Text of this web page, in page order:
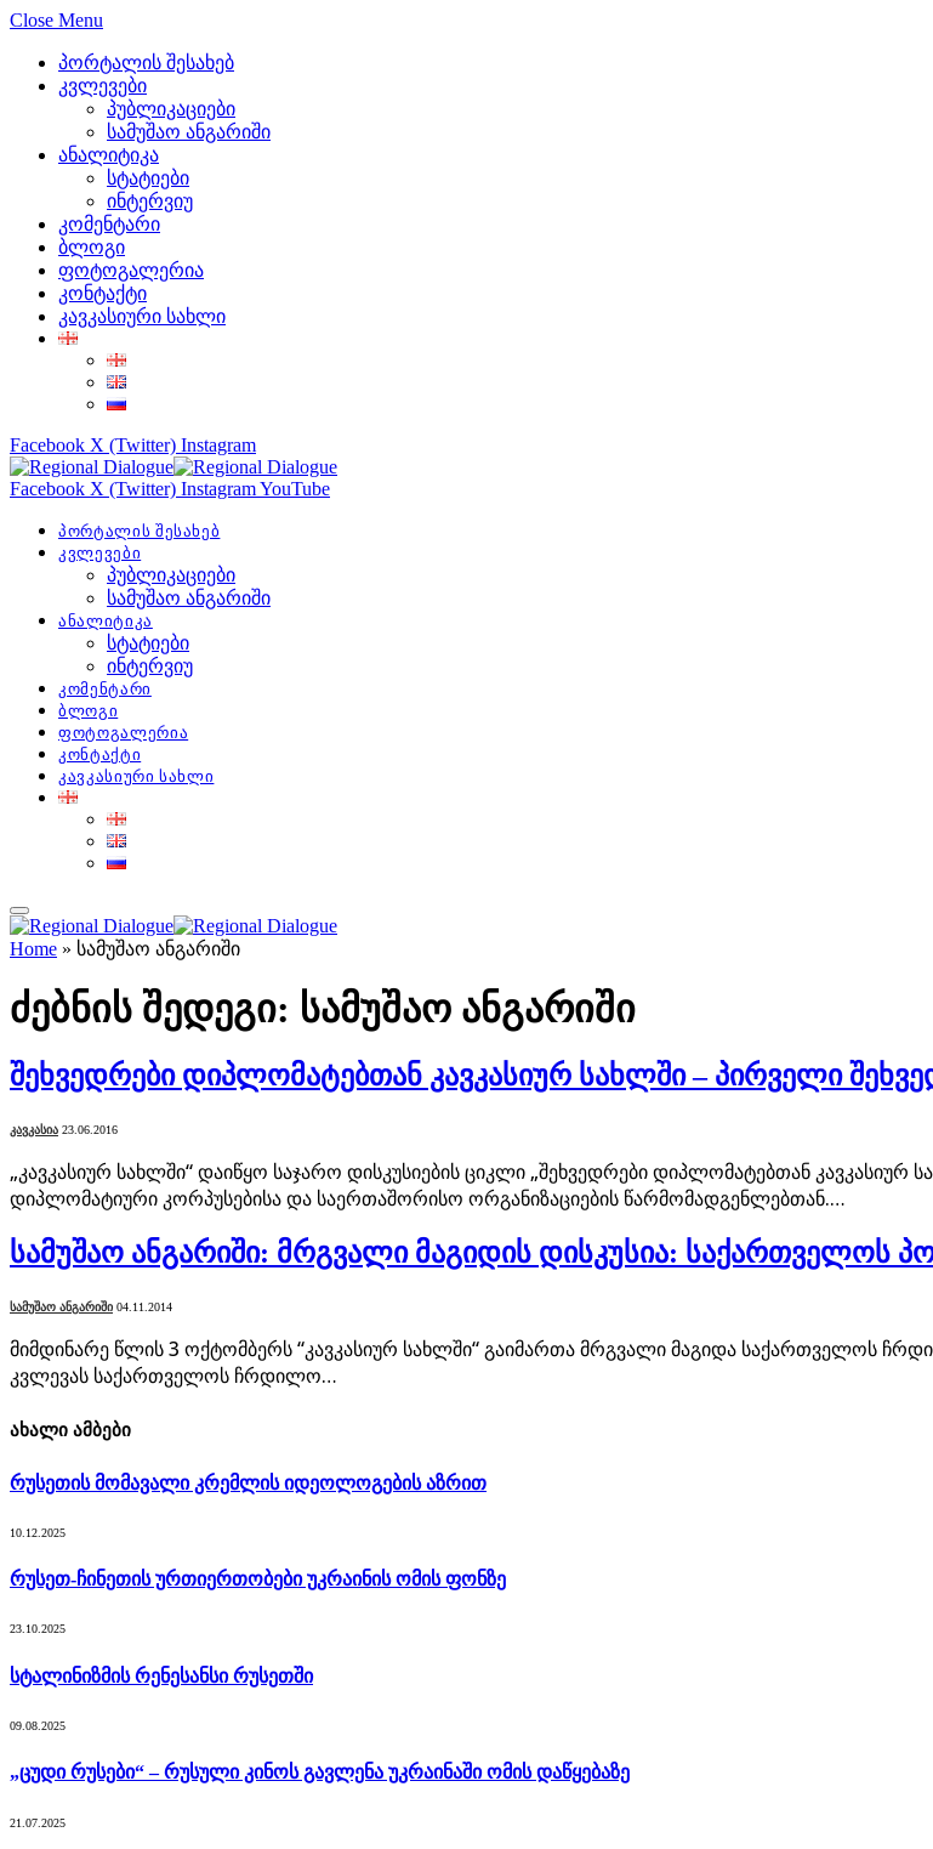
Close Menu
პორტალის შესახებ
კვლევები
პუბლიკაციები
სამუშაო ანგარიში
ანალიტიკა
სტატიები
ინტერვიუ
კომენტარი
ბლოგი
ფოტოგალერია
კონტაქტი
კავკასიური სახლი
Facebook X (Twitter) Instagram
Facebook X (Twitter) InstagramYouTube
პორტალის შესახებ
კვლევები
პუბლიკაციები
სამუშაო ანგარიში
ანალიტიკა
სტატიები
ინტერვიუ
კომენტარი
ბლოგი
ფოტოგალერია
კონტაქტი
კავკასიური სახლი
Home » სამუშაო ანგარიში
ძებნის შედეგი: სამუშაო ანგარიში
შეხვედრები დიპლომატებთან კავკასიურ სახლში – პირველი
ᲙᲐᲕᲙᲐᲡᲘᲐ 23.06.2016
„კავკასიურ სახლში“ დაიწყო საჯარო დისკუსიების ციკლი „შეხვედრები დიპლომატებთან
დიპლომატიური კორპუსებისა და საერთაშორისო ორგანიზაციების წარმომადგენლებთან.…
სამუშაო ანგარიში: მრგვალი მაგიდის დისკუსია: საქართველოს
ᲡᲐᲛᲣᲨᲐᲝ ᲐᲜᲒᲐᲠᲘᲨᲘ 04.11.2014
მიმდინარე წლის 3 ოქტომბერს “კავკასიურ სახლში“ გაიმართა მრგვალი მაგიდა საქართველოს
კვლევას საქართველოს ჩრდილო…
ახალი ამბები
რუსეთის მომავალი კრემლის იდეოლოგების აზრით
10.12.2025
რუსეთ-ჩინეთის ურთიერთობები უკრაინის ომის ფონზე
23.10.2025
სტალინიზმის რენესანსი რუსეთში
09.08.2025
„ცუდი რუსები“ – რუსული კინოს გავლენა უკრაინაში ომის დაწყებაზე
21.07.2025